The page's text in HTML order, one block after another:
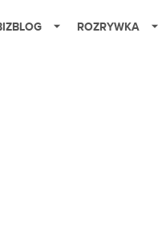
ROZRYWKA